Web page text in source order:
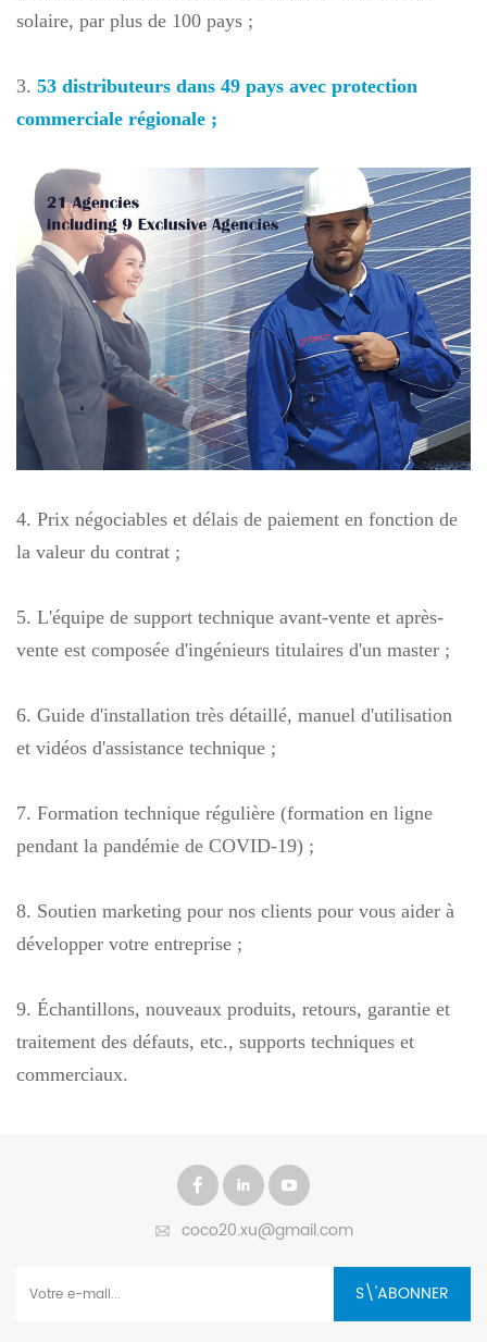
solaire, par plus de 100 pays ;
3. 53 distributeurs dans 49 pays avec protection
commerciale régionale ;
4. Prix négociables et délais de paiement en fonction de
la valeur du contrat ;
5. L'équipe de support technique avant-vente et après-
vente est composée d'ingénieurs titulaires d'un master ;
6. Guide d'installation très détaillé, manuel d'utilisation
et vidéos d'assistance technique ;
7. Formation technique régulière (formation en ligne
pendant la pandémie de COVID-19) ;
8. Soutien marketing pour nos clients pour vous aider à
développer votre entreprise ;
9. Échantillons, nouveaux produits, retours, garantie et
traitement des défauts, etc., supports techniques et
commerciaux.
coco20.xu@gmail.com
S\'ABONNER